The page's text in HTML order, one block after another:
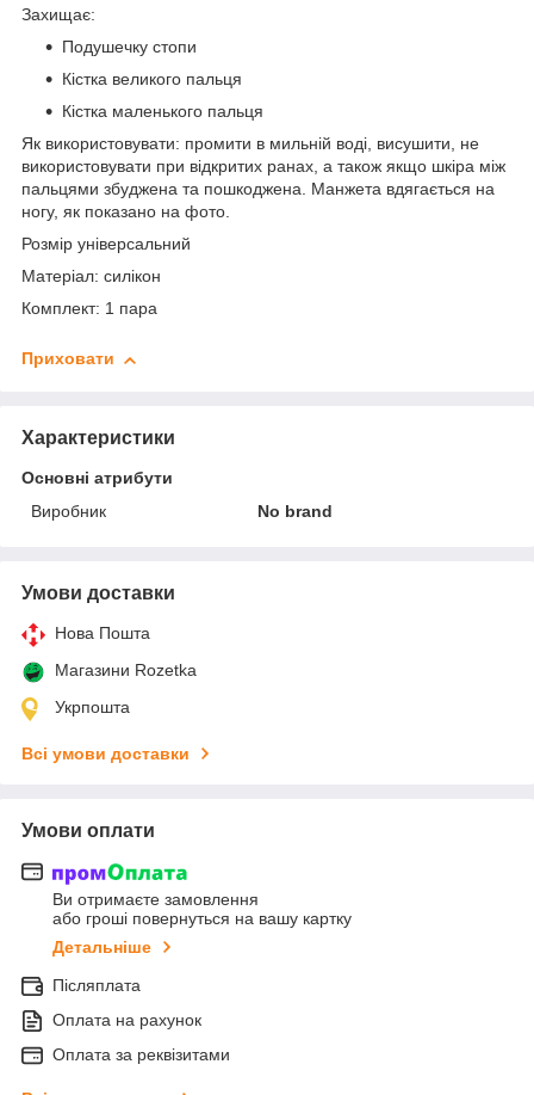
Захищає:
Подушечку стопи
Кістка великого пальця
Кістка маленького пальця
Як використовувати: промити в мильній воді, висушити, не
використовувати при відкритих ранах, а також якщо шкіра між
пальцями збуджена та пошкоджена. Манжета вдягається на
ногу, як показано на фото.
Розмір універсальний
Матеріал: силікон
Комплект: 1 пара
Приховати
Характеристики
Основні атрибути
Виробник
No brand
Умови доставки
Нова Пошта
Магазини Rozetka
Укрпошта
Всі умови доставки
Умови оплати
Ви отримаєте замовлення
або гроші повернуться на вашу картку
Детальніше
Післяплата
Оплата на рахунок
Оплата за реквізитами